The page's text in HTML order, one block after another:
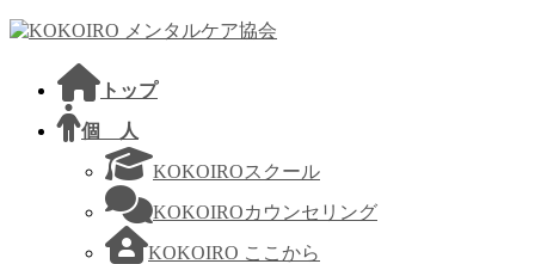
コ
ナ
トップ
個 人
KOKOIROスクール
KOKOIROカウンセリング
KOKOIRO ここから